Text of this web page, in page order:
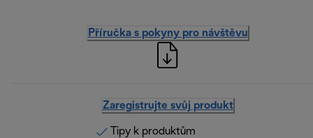
Příručka s pokyny pro návštěvu
Zaregistrujte svůj produkt
Tipy k produktům